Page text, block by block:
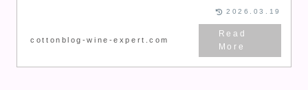
作り方や特徴、おすすめを知っ
て、ワインライフを充実させまし
cottonblog-wine-expert.com
2026.03.19